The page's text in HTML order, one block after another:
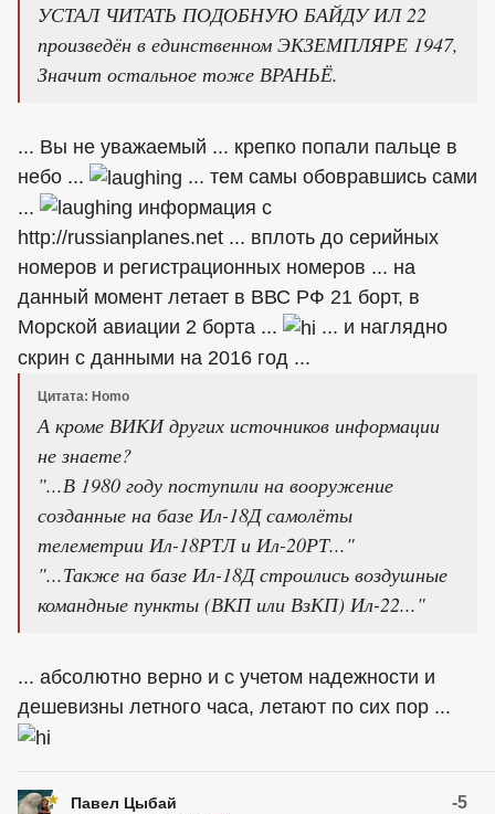
УСТАЛ ЧИТАТЬ ПОДОБНУЮ БАЙДУ ИЛ 22
произведён в единственном ЭКЗЕМПЛЯРЕ 1947,
Значит остальное тоже ВРАНЬЁ.
... Вы не уважаемый ... крепко попали пальце в
небо ...
... тем самы обовравшись сами
...
информация с
http://russianplanes.net ... вплоть до серийных
номеров и регистрационных номеров ... на
данный момент летает в ВВС РФ 21 борт, в
Морской авиации 2 борта ...
... и наглядно
скрин с данными на 2016 год ...
Цитата: Homo
А кроме ВИКИ других источников информации
не знаете?
"...В 1980 году поступили на вооружение
созданные на базе Ил-18Д самолёты
телеметрии Ил-18РТЛ и Ил-20РТ..."
"...Также на базе Ил-18Д строились воздушные
командные пункты (ВКП или ВзКП) Ил-22..."
... абсолютно верно и с учетом надежности и
дешевизны летного часа, летают по сих пор ...
Павел Цыбай -5